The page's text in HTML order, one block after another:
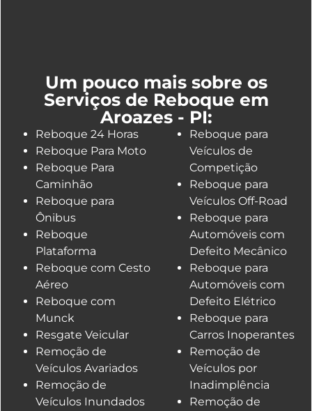
Um pouco mais sobre os
Serviços de Reboque em
Aroazes - PI:
Reboque 24 Horas
Reboque Para Moto
Reboque Para
Caminhão
Reboque para
Ônibus
Reboque
Plataforma
Reboque com Cesto
Aéreo
Reboque com
Munck
Resgate Veicular
Remoção de
Veículos Avariados
Remoção de
Veículos Inundados
Reboque para
Veículos de
Competição
Reboque para
Veículos Off-Road
Reboque para
Automóveis com
Defeito Mecânico
Reboque para
Automóveis com
Defeito Elétrico
Reboque para
Carros Inoperantes
Remoção de
Veículos por
Inadimplência
Remoção de